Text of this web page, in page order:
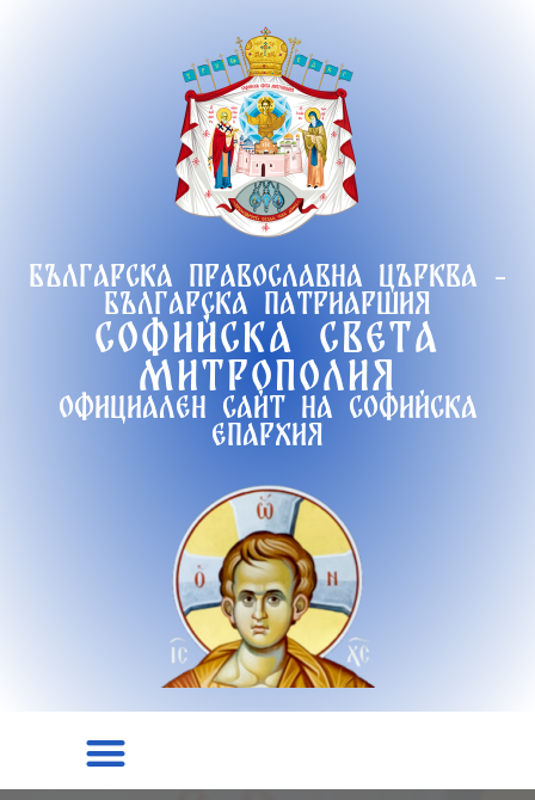
Българска православна църква -
Българска патриаршия
Софийска света
митрополия
Официален сайт на софийска
епархия